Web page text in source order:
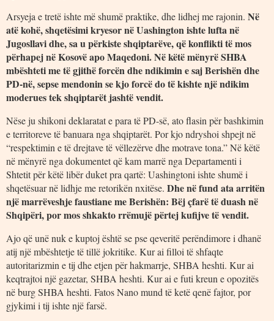
Arsyeja e tretë ishte më shumë praktike, dhe lidhej me rajonin. Në
atë kohë, shqetësimi kryesor në Uashington ishte lufta në
Jugosllavi dhe, sa u përkiste shqiptarëve, që konflikti të mos
përhapej në Kosovë apo Maqedoni. Në këtë mënyrë SHBA
mbështeti me të gjithë forcën dhe ndikimin e saj Berishën dhe
PD-në, sepse mendonin se kjo forcë do të kishte një ndikim
moderues tek shqiptarët jashtë vendit.
Nëse ju shikoni deklaratat e para të PD-së, ato flasin për bashkimin
e territoreve të banuara nga shqiptarët. Por kjo ndryshoi shpejt në
“respektimin e të drejtave të vëllezërve dhe motrave tona.” Në këtë
në mënyrë nga dokumentet që kam marrë nga Departamenti i
Shtetit për këtë libër duket pra qartë: Uashingtoni ishte shumë i
shqetësuar në lidhje me retorikën nxitëse. Dhe në fund ata arritën
një marrëveshje faustiane me Berishën: Bëj çfarë të duash në
Shqipëri, por mos shkakto rrëmujë përtej kufijve të vendit.
Ajo që unë nuk e kuptoj është se pse qeveritë perëndimore i dhanë
atij një mbështetje të tillë jokritike. Kur ai filloi të shfaqte
autoritarizmin e tij dhe etjen për hakmarrje, SHBA heshti. Kur ai
keqtrajtoi një gazetar, SHBA heshti. Kur ai e futi kreun e opozitës
në burg SHBA heshti. Fatos Nano mund të ketë qenë fajtor, por
gjykimi i tij ishte një farsë.